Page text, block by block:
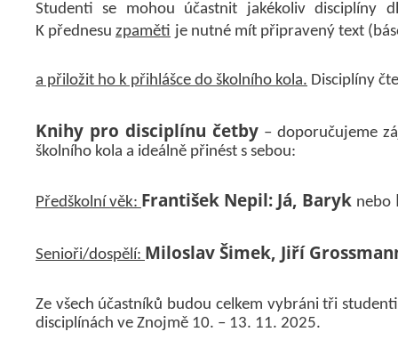
Studenti se mohou účastnit jakékoliv disciplíny
K přednesu zpaměti je nutné mít připravený text
a přiložit ho k přihlášce do školního kola. Disciplíny
Knihy pro disciplínu četby – doporučujeme
školního kola a ideálně přinést s sebou:
Předškolní věk: František Nepil: Já, Baryk nebo
Senioři/dospělí: Miloslav Šimek, Jiří
Ze všech účastníků budou celkem vybráni tři
disciplínách ve Znojmě 10. – 13. 11. 2025.